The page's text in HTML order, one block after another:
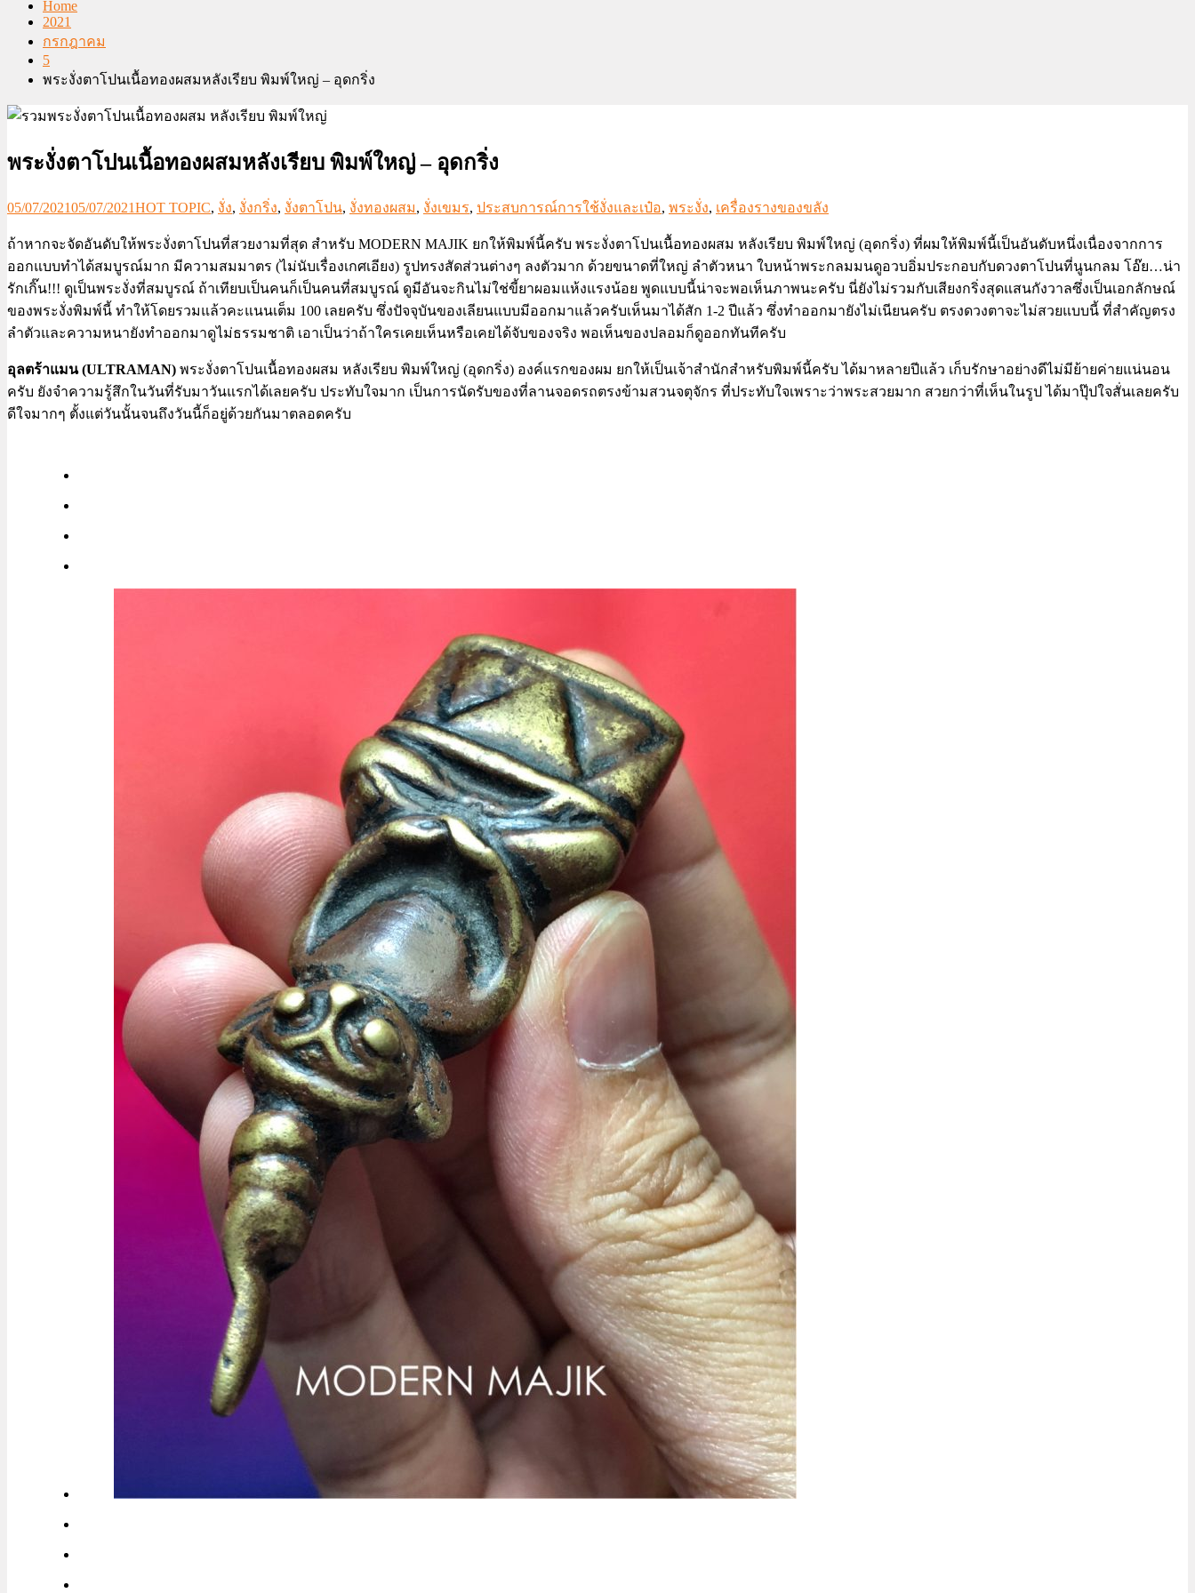
Home
2021
กรกฎาคม
5
พระงั่งตาโปนเนื้อทองผสมหลังเรียบ พิมพ์ใหญ่ – อุดกริ่ง
พระงั่งตาโปนเนื้อทองผสมหลังเรียบ พิมพ์ใหญ่ – อุดกริ่ง
05/07/202105/07/2021HOT TOPIC, งั่ง, งั่งกริ่ง, งั่งตาโปน, งั่งทองผสม, งั่งเขมร, ประสบการณ์การใช้งั่งและเป๋อ, พระงั่ง, เครื่องรางของขลัง
ถ้าหากจะจัดอันดับให้พระงั่งตาโปนที่สวยงามที่สุด สำหรับ MODERN MAJIK ยกให้พิมพ์นี้ครับ พระงั่งตาโปนเนื้อทองผสม หลังเรียบ พิมพ์ใหญ่ (อุดกริ่ง) ที่ผมให้พิมพ์นี้เป็นอันดับหนึ่งเนื่องจากการ
ออกแบบทำได้สมบูรณ์มาก มีความสมมาตร (ไม่นับเรื่องเกศเอียง) รูปทรงสัดส่วนต่างๆ ลงตัวมาก ด้วยขนาดที่ใหญ่ ลำตัวหนา ใบหน้าพระกลมมนดูอวบอิ่มประกอบกับดวงตาโปนที่นูนกลม โอ๊ย…น่า
รักเกิ๊น!!! ดูเป็นพระงั่งที่สมบูรณ์ ถ้าเทียบเป็นคนก็เป็นคนที่สมบูรณ์ ดูมีอันจะกินไม่ใช่ขี้ยาผอมแห้งแรงน้อย พูดแบบนี้น่าจะพอเห็นภาพนะครับ นี่ยังไม่รวมกับเสียงกริ่งสุดแสนกังวาลซึ่งเป็นเอกลักษณ์
ของพระงั่งพิมพ์นี้ ทำให้โดยรวมแล้วคะแนนเต็ม 100 เลยครับ ซึ่งปัจจุบันของเลียนแบบมีออกมาแล้วครับเห็นมาได้สัก 1-2 ปีแล้ว ซึ่งทำออกมายังไม่เนียนครับ ตรงดวงตาจะไม่สวยแบบนี้ ที่สำคัญตรง
ลำตัวและความหนายังทำออกมาดูไม่ธรรมชาติ เอาเป็นว่าถ้าใครเคยเห็นหรือเคยได้จับของจริง พอเห็นของปลอมก็ดูออกทันทีครับ
อุลตร้าแมน (ULTRAMAN) พระงั่งตาโปนเนื้อทองผสม หลังเรียบ พิมพ์ใหญ่ (อุดกริ่ง) องค์แรกของผม ยกให้เป็นเจ้าสำนักสำหรับพิมพ์นี้ครับ ได้มาหลายปีแล้ว เก็บรักษาอย่างดีไม่มีย้ายค่ายแน่นอน
ครับ ยังจำความรู้สึกในวันที่รับมาวันแรกได้เลยครับ ประทับใจมาก เป็นการนัดรับของที่ลานจอดรถตรงข้ามสวนจตุจักร ที่ประทับใจเพราะว่าพระสวยมาก สวยกว่าที่เห็นในรูป ได้มาปุ๊ปใจสั่นเลยครับ
ดีใจมากๆ ตั้งแต่วันนั้นจนถึงวันนี้ก็อยู่ด้วยกันมาตลอดครับ